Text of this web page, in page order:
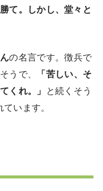
て。しかし、堂々と
の名言です。徴兵で
うで、
「苦しい、そ
くれ。」 と続くそう
います。